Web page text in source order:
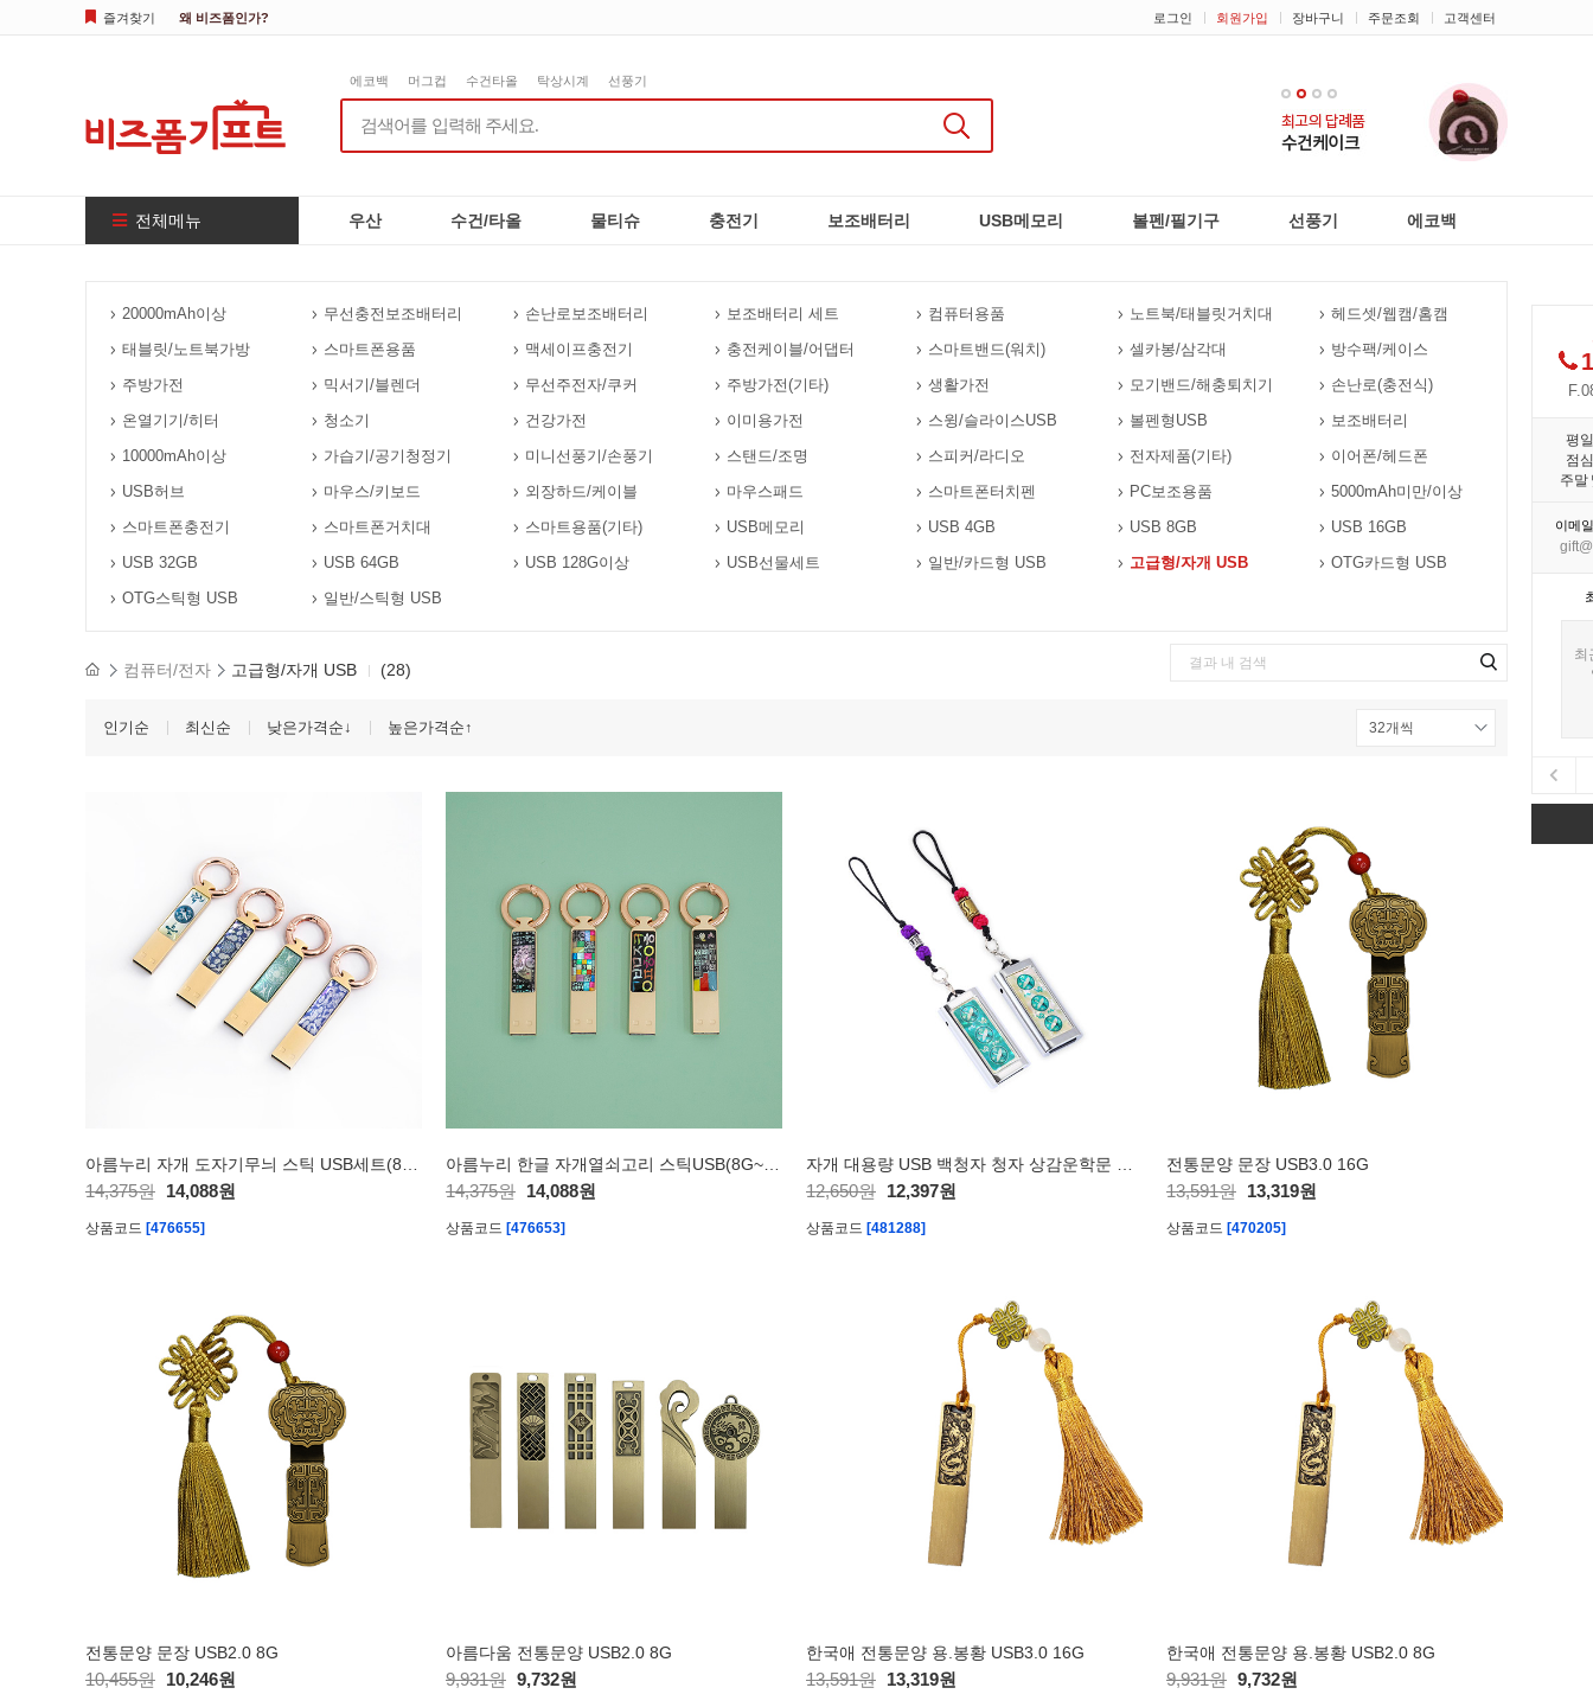
즐겨찾기 왜 비즈폼인가? 로그인 회원가입 장바구니 주문조회 고객센터
에코백 머그컵 수건타올 탁상시계 선풍기
1 2 3 4
전체메뉴 우산 수건/타올 물티슈 충전기 보조배터리 USB메모리 볼펜/필기구 선풍기 에코백
평일
점심
주말
이메
최
20000mAh이상 무선충전보조배터리 손난로보조배터리 보조배터리 세트 컴퓨터용품 노트북/태블릿거치대
헤드셋/웹캠/홈캠
태블릿/노트북가방
스마트폰용품 맥세이프충전기 충전케이블/어댑터 스마트밴드(워치) 셀카봉/삼각대
방수팩/케이스
주방가전
믹서기/블렌더 무선주전자/쿠커 주방가전(기타) 생활가전 모기밴드/해충퇴치기
손난로(충전식)
온열기기/히터
청소기 건강가전 이미용가전 스윙/슬라이스USB 볼펜형USB
보조배터리
10000mAh이상
가습기/공기청정기 미니선풍기/손풍기 스탠드/조명 스피커/라디오 전자제품(기타)
이어폰/헤드폰
USB허브
마우스/키보드 외장하드/케이블 마우스패드 스마트폰터치펜 PC보조용품
5000mAh미만/이상
스마트폰충전기
스마트폰거치대 스마트용품(기타) USB메모리 USB 4GB USB 8GB
USB 16GB
USB 32GB
USB 64GB USB 128G이상 USB선물세트 일반/카드형 USB 고급형/자개 USB
OTG카드형 USB
OTG스틱형 USB
일반/스틱형 USB
컴퓨터/전자 고급형/자개 USB (28)
인기순 최신순 낮은가격순↓ 높은가격순↑
14,375원 14,088원
상품코드 [476655]
14,375원 14,088원
상품코드 [476653]
12,650원 12,397원
상품코드 [481288]
전통문양 문장 USB3.0 16G
13,591원 13,319원
상품코드 [470205]
전통문양 문장 USB2.0 8G
10,455원 10,246원
아름다움 전통문양 USB2.0 8G
9,931원 9,732원
한국애 전통문양 용.봉황 USB3.0 16G
13,591원 13,319원
한국애 전통문양 용.봉황 USB2.0 8G
9,931원 9,732원